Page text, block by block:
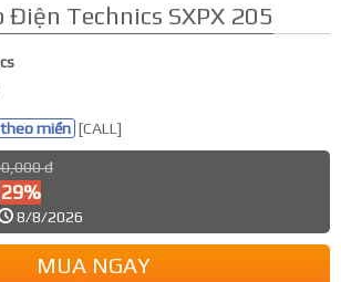
Technics SXPX 205
miền [CALL]
đ
29%
8/8/2026
MUA NGAY